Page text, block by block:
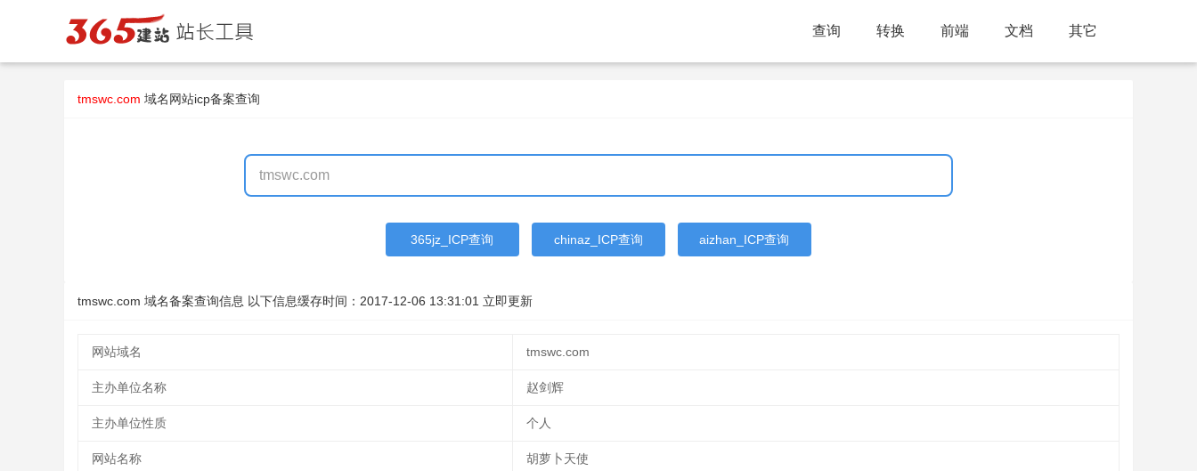
查询 转换 前端 文档 其它
tmswc.com 域名网站icp备案查询
365jz_ICP查询 chinaz_ICP查询 aizhan_ICP查询
tmswc.com 域名备案查询信息 以下信息缓存时间： 2017-12-06 13:31:01 立即更新
网站域名 tmswc.com
主办单位名称 赵剑辉
主办单位性质 个人
网站名称 胡萝卜天使